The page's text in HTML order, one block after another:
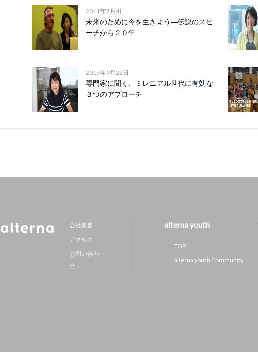
2011年7月4日
未来のために今を生きよう―伝説のスピ
ーチから２０年
2017年9月22日
専門家に聞く、ミレニアル世代に有効な
３つのアプローチ
会社概要
アクセス
お問い合わ
せ
alterna youth
TOP
alterna youth Community